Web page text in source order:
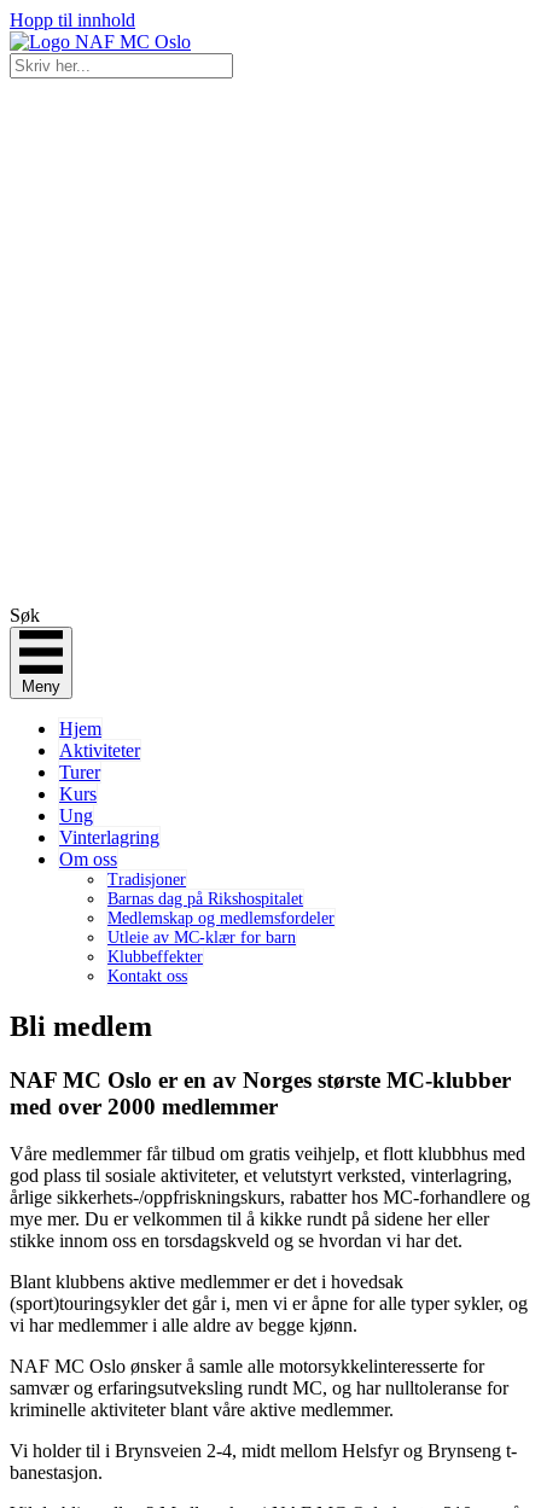
Hopp til innhold
Søk
Meny
Hjem
Aktiviteter
Turer
Kurs
Ung
Vinterlagring
Om oss
Tradisjoner
Barnas dag på Rikshospitalet
Medlemskap og medlemsfordeler
Utleie av MC-klær for barn
Klubbeffekter
Kontakt oss
Bli medlem
NAF MC Oslo er en av Norges største MC-klubber
med over 2000 medlemmer
Våre medlemmer får tilbud om gratis veihjelp, et flott klubbhus med
god plass til sosiale aktiviteter, et velutstyrt verksted, vinterlagring,
årlige sikkerhets-/oppfriskningskurs, rabatter hos MC-forhandlere og
mye mer. Du er velkommen til å kikke rundt på sidene her eller
stikke innom oss en torsdagskveld og se hvordan vi har det.
Blant klubbens aktive medlemmer er det i hovedsak
(sport)touringsykler det går i, men vi er åpne for alle typer sykler, og
vi har medlemmer i alle aldre av begge kjønn.
NAF MC Oslo ønsker å samle alle motorsykkelinteresserte for
samvær og erfaringsutveksling rundt MC, og har nulltoleranse for
kriminelle aktiviteter blant våre aktive medlemmer.
Vi holder til i Brynsveien 2-4, midt mellom Helsfyr og Brynseng t-
banestasjon.